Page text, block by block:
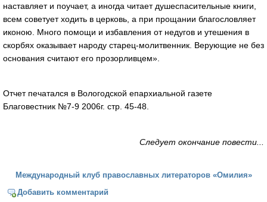
наставляет и поучает, а иногда читает душеспасительные книги,
всем советует ходить в церковь, а при прощании благословляет
иконою. Много помощи и избавления от недугов и утешения в
скорбях оказывает народу старец-молитвенник. Верующие не без
основания считают его прозорливцем».
Отчет печатался в Вологодской епархиальной газете
Благовестник №7-9 2006г. стр. 45-48.
Следует окончание повести...
Международный клуб православных литераторов «Омилия»
Добавить комментарий